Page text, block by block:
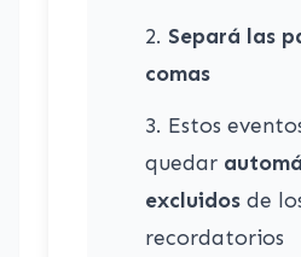
Separá las
comas
Estos
quedar
excluidos de
recordatorios